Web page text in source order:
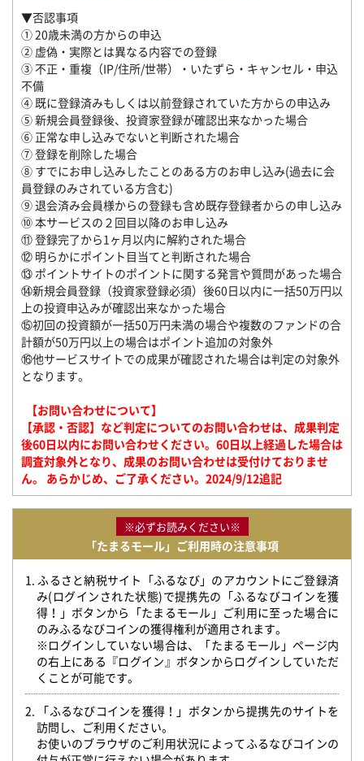
▼否認事項
① 20歳未満の方からの申込
② 虚偽・実際とは異なる内容での登録
③ 不正・重複（IP/住所/世帯）・いたずら・キャンセル・申込
不備
④ 既に登録済みもしくは以前登録されていた方からの申込み
⑤ 新規会員登録後、投資家登録が確認出来なかった場合
⑥ 正常な申し込みでないと判断された場合
⑦ 登録を削除した場合
⑧ すでにお申し込みしたことのある方のお申し込み(過去に会
員登録のみされている方含む)
⑨ 退会済み会員様からの登録も含め既存登録者からの申し込み
⑩ 本サービスの２回目以降のお申し込み
⑪ 登録完了から1ヶ月以内に解約された場合
⑫ 明らかにポイント目当てと判断された場合
⑬ ポイントサイトのポイントに関する発言や質問があった場合
⑭新規会員登録（投資家登録必須）後60日以内に一括50万円以
上の投資申込みが確認出来なかった場合
⑮初回の投資額が一括50万円未満の場合や複数のファンドの合
計額が50万円以上の場合はポイント追加の対象外
⑯他サービスサイトでの成果が確認された場合は判定の対象外
となります。
【お問い合わせについて】
【承認・否認】など判定についてのお問い合わせは、成果判定
後60日以内にお問い合わせください。60日以上経過した場合は
調査対象外となり、成果のお問い合わせは受付けておりませ
ん。 あらかじめ、ご了承ください。2024/9/12追記
※必ずお読みください※
「たまるモール」ご利用時の注意事項
1. ふるさと納税サイト「ふるなび」のアカウントにご登録済
み(ログインされた状態)で提携先の「ふるなびコインを獲
得！」ボタンから「たまるモール」ご利用に至った場合に
のみふるなびコインの獲得権利が適用されます。
※ログインしていない場合は、「たまるモール」ページ内
の右上にある『ログイン』ボタンからログインしていただ
くことが可能です。
2. 「ふるなびコインを獲得！」ボタンから提携先のサイトを
訪問し、ご利用ください。
お使いのブラウザのご利用状況によってふるなびコインの